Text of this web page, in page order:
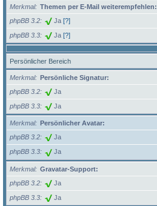
Merkmal
Themen per E-Mail weiterempfehlen:
phpBB 3.2
Ja [?]
phpBB 3.3 Ja [?]
Persönlicher Bereich
Merkmal
Persönliche Signatur:
phpBB 3.2
Ja
phpBB 3.3 Ja
Merkmal
Persönlicher Avatar:
phpBB 3.2
Ja
phpBB 3.3 Ja
Merkmal
Gravatar-Support:
phpBB 3.2
Ja
phpBB 3.3 Ja